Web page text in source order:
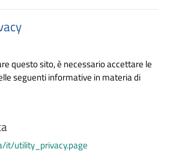
questo sito, è necessario accettare le
seguenti informative in materia di
it/utility_privacy.page